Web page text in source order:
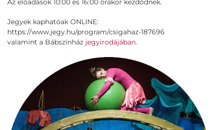
Az előadások 10:00 és 16:00 órakor kezdődnek.
Jegyek kaphatóak ONLINE:
https://www.jegy.hu/program/csigahaz-187696
valamint a Bábszínház jegyirodájában.